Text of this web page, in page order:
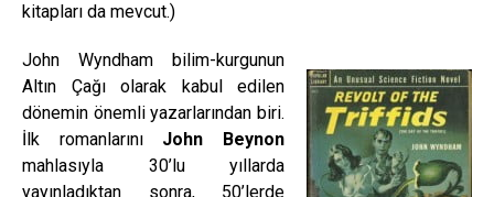
kitapları da mevcut.)
John Wyndham bilim-kurgunun
Altın Çağı olarak kabul edilen
dönemin önemli yazarlarından biri.
İlk romanlarını John Beynon
mahlasıyla 30’lu yıllarda
yayınladıktan sonra, 50’lerde